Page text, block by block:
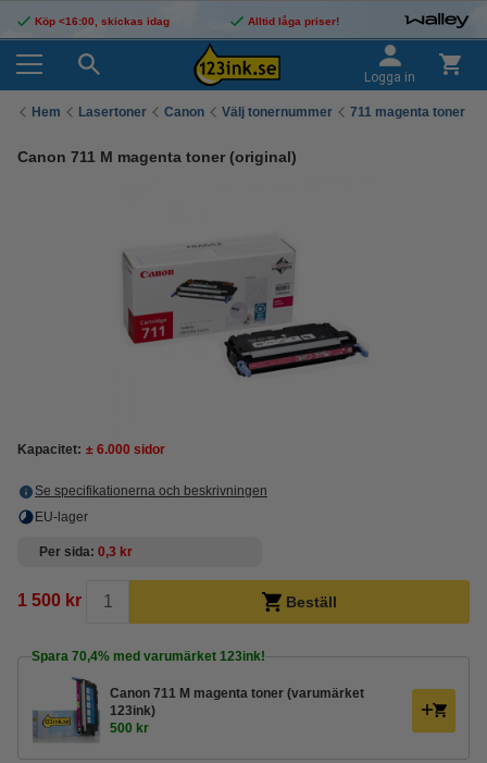
Köp <16:00, skickas idag Alltid låga priser!
Logga in
Hem Lasertoner Canon Välj tonernummer 711 magenta toner
Canon 711 M magenta toner (original)
Kapacitet: ± 6.000 sidor
Se specifikationerna och beskrivningen
EU-lager
Per sida 0,3 kr
1 500 kr Beställ
Spara 70,4% med varumärket 123ink!
Canon 711 M magenta toner (varumärket
123ink)
500 kr